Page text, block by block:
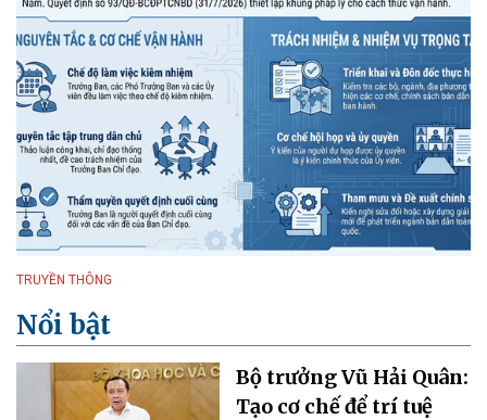
TRUYỀN THÔNG
Nổi bật
Bộ trưởng Vũ Hải Quân:
Tạo cơ chế để trí tuệ